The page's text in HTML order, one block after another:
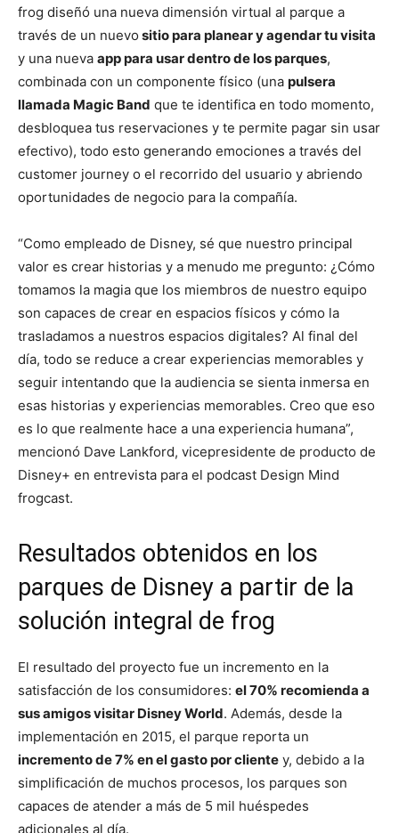
frog diseñó una nueva dimensión virtual al parque a
través de un nuevo sitio para planear y agendar tu visita
y una nueva app para usar dentro de los parques,
combinada con un componente físico (una pulsera
llamada Magic Band que te identifica en todo momento,
desbloquea tus reservaciones y te permite pagar sin usar
efectivo), todo esto generando emociones a través del
customer journey o el recorrido del usuario y abriendo
oportunidades de negocio para la compañía.
“Como empleado de Disney, sé que nuestro principal
valor es crear historias y a menudo me pregunto: ¿Cómo
tomamos la magia que los miembros de nuestro equipo
son capaces de crear en espacios físicos y cómo la
trasladamos a nuestros espacios digitales? Al final del
día, todo se reduce a crear experiencias memorables y
seguir intentando que la audiencia se sienta inmersa en
esas historias y experiencias memorables. Creo que eso
es lo que realmente hace a una experiencia humana”,
mencionó Dave Lankford, vicepresidente de producto de
Disney+ en entrevista para el podcast Design Mind
frogcast.
Resultados obtenidos en los
parques de Disney a partir de la
solución integral de frog
El resultado del proyecto fue un incremento en la
satisfacción de los consumidores: el 70% recomienda a
sus amigos visitar Disney World. Además, desde la
implementación en 2015, el parque reporta un
incremento de 7% en el gasto por cliente y, debido a la
simplificación de muchos procesos, los parques son
capaces de atender a más de 5 mil huéspedes
adicionales al día.